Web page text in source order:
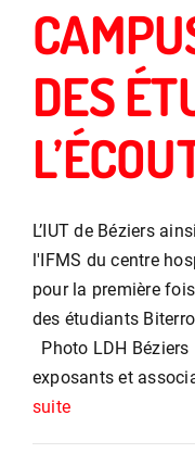
DES
L’IUT de Béziers
l'IFMS du centre
pour la première
des étudiants
Photo LDH
exposants et
suite